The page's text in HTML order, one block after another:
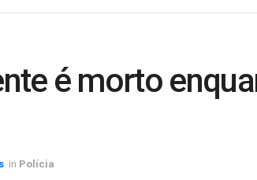
é morto
in Polícia